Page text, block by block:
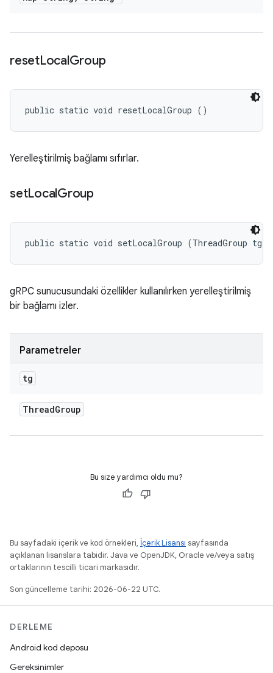
resetLocalGroup
public static void resetLocalGroup ()
Yerelleştirilmiş bağlamı sıfırlar.
setLocalGroup
public static void setLocalGroup (ThreadGroup tg)
gRPC sunucusundaki özellikler kullanılırken yerelleştirilmiş
bir bağlamı izler.
Parametreler
tg
ThreadGroup
Bu size yardımcı oldu mu?
Bu sayfadaki içerik ve kod örnekleri, İçerik Lisansı sayfasında
açıklanan lisanslara tabidir. Java ve OpenJDK, Oracle ve/veya satış
ortaklarının tescilli ticari markasıdır.
Son güncelleme tarihi: 2026-06-22 UTC.
DERLEME
Android kod deposu
Gereksinimler